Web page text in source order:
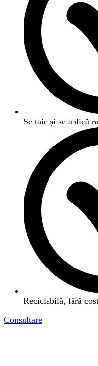
Se taie și se aplică
Reciclabilă, fără
Consultare